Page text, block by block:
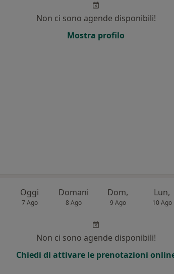
Non ci sono agende disponibili!
Mostra profilo
Oggi
7 Ago
Domani
8 Ago
Dom,
9 Ago
Lun,
10 Ago
Non ci sono agende disponibili!
Chiedi di attivare le prenotazioni